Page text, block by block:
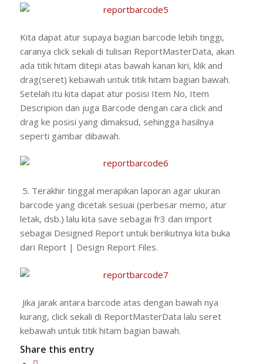
Kita dapat atur supaya bagian barcode lebih tinggi,
caranya click sekali di tulisan ReportMasterData, akan
ada titik hitam ditepi atas bawah kanan kiri, klik and
drag(seret) kebawah untuk titik hitam bagian bawah.
Setelah itu kita dapat atur posisi Item No, Item
Descripion dan juga Barcode dengan cara click and
drag ke posisi yang dimaksud, sehingga hasilnya
seperti gambar dibawah.
5. Terakhir tinggal merapikan laporan agar ukuran
barcode yang dicetak sesuai (perbesar memo, atur
letak, dsb.) lalu kita save sebagai fr3 dan import
sebagai Designed Report untuk berikutnya kita buka
dari Report | Design Report Files.
Jika jarak antara barcode atas dengan bawah nya
kurang, click sekali di ReportMasterData lalu seret
kebawah untuk titik hitam bagian bawah.
Share this entry